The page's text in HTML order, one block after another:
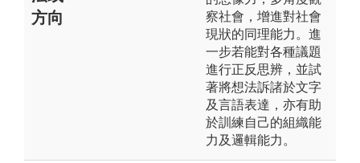
方向
察社會，增進對社會
現狀的同理能力。進
一步若能對各種議題
進行正反思辨，並試
著將想法訴諸於文字
及言語表達，亦有助
於訓練自己的組織能
力及邏輯能力。